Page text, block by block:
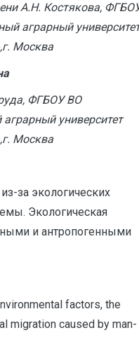
А.Н. Костякова,
аграрный
Москва
ФГБОУ ВО
университет
Москва
за экологических
Экологическая
и антропогенными
factors, the
migration caused by man-